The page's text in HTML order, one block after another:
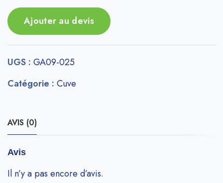
Ajouter au devis
UGS : GA09-025
Catégorie : Cuve
AVIS (0)
Avis
Il n’y a pas encore d’avis.